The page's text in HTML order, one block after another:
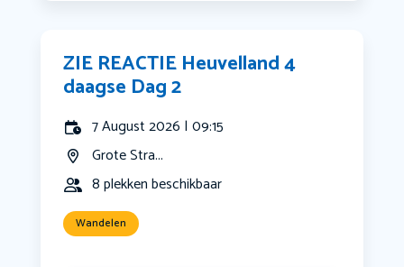
ZIE REACTIE Heuvelland 4
daagse Dag 2
7 August 2026 | 09:15
Grote Stra...
8 plekken beschikbaar
Wandelen